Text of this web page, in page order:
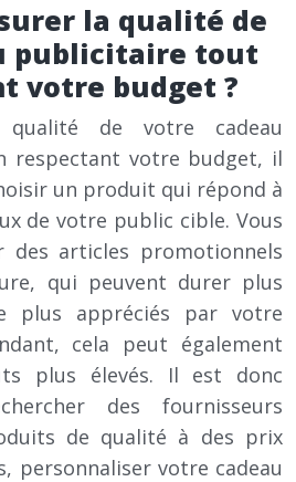
la qualité de
publicitaire tout
votre budget ?
de votre cadeau
respectant votre budget, il
un produit qui répond à
de votre public cible. Vous
des articles promotionnels
qui peuvent durer plus
plus appréciés par votre
cela peut également
plus élevés. Il est donc
des fournisseurs
de qualité à des prix
personnaliser votre cadeau